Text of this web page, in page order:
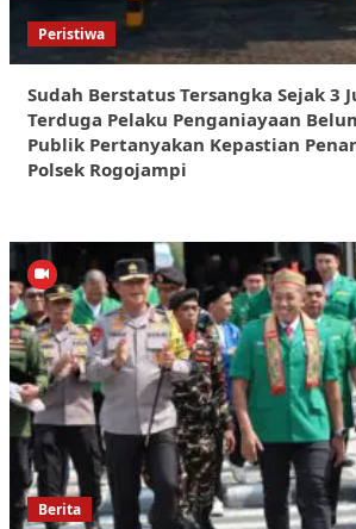
Peristiwa
Sudah Berstatus Tersangka Sejak 3
Terduga Pelaku Penganiayaan
Publik Pertanyakan Kepastian
Polsek Rogojampi
Berita